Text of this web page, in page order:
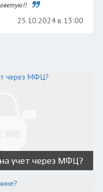
25.10.2024 в 13:00
учет через МФЦ?